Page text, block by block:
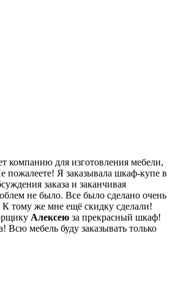
компанию для изготовления мебели,
пожалеете! Я заказывала шкаф-купе в
заказа и заканчивая
не было. Все было сделано очень
К тому же мне ещё скидку сделали!
Алексею за прекрасный шкаф!
Всю мебель буду заказывать только